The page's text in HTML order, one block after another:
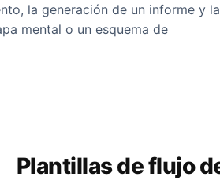
la generación de un informe y la
mental o un esquema de
Plantillas de flujo